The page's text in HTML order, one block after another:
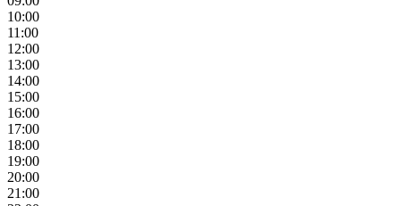
10:00
11:00
12:00
13:00
14:00
15:00
16:00
17:00
18:00
19:00
20:00
21:00